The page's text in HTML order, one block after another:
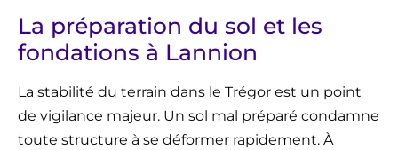
La préparation du sol et les
fondations à Lannion
La stabilité du terrain dans le Trégor est un point
de vigilance majeur. Un sol mal préparé condamne
toute structure à se déformer rapidement. À